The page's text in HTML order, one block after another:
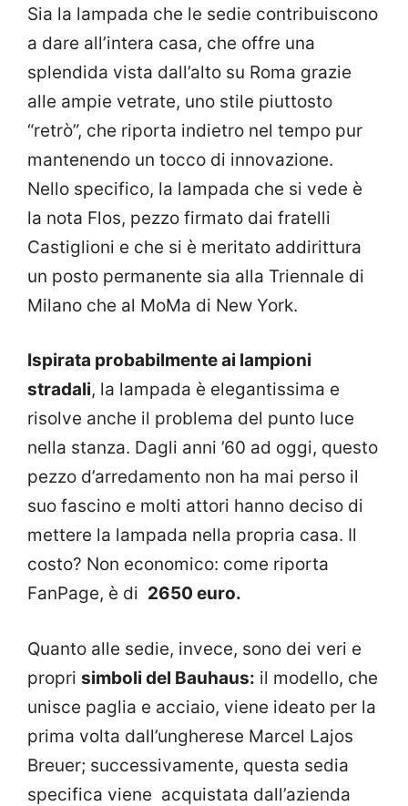
Sia la lampada che le sedie contribuiscono
a dare all’intera casa, che offre una
splendida vista dall’alto su Roma grazie
alle ampie vetrate, uno stile piuttosto
“retrò”, che riporta indietro nel tempo pur
mantenendo un tocco di innovazione.
Nello specifico, la lampada che si vede è
la nota Flos, pezzo firmato dai fratelli
Castiglioni e che si è meritato addirittura
un posto permanente sia alla Triennale di
Milano che al MoMa di New York.
Ispirata probabilmente ai lampioni
stradali, la lampada è elegantissima e
risolve anche il problema del punto luce
nella stanza. Dagli anni ’60 ad oggi, questo
pezzo d’arredamento non ha mai perso il
suo fascino e molti attori hanno deciso di
mettere la lampada nella propria casa. Il
costo? Non economico: come riporta
FanPage, è di 2650 euro.
Quanto alle sedie, invece, sono dei veri e
propri simboli del Bauhaus: il modello, che
unisce paglia e acciaio, viene ideato per la
prima volta dall’ungherese Marcel Lajos
Breuer; successivamente, questa sedia
specifica viene acquistata dall’azienda